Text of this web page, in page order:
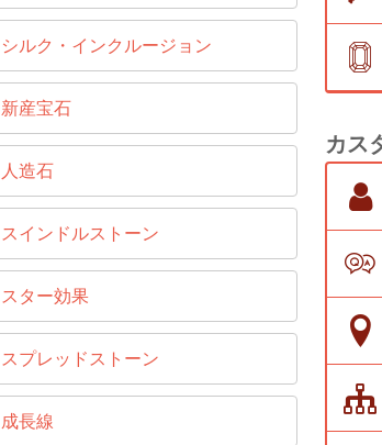
シルク・インクルージョン
新産宝石
人造石
スインドルストーン
スター効果
スプレッドストーン
成長線
カス